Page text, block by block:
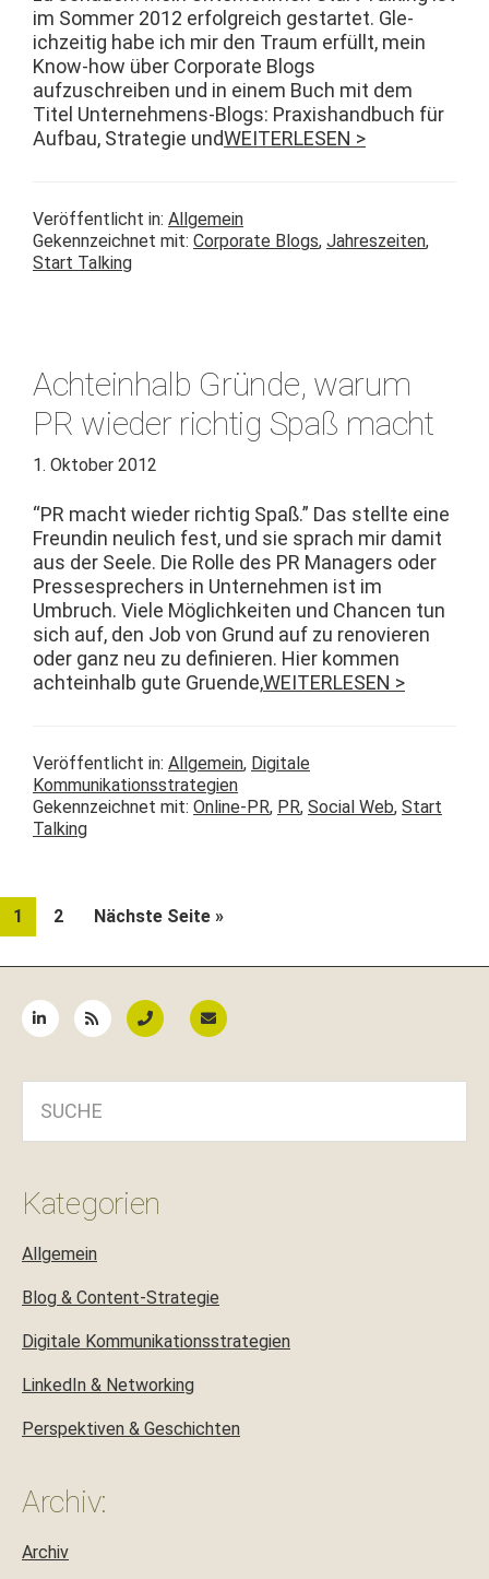
im Som­mer 2012 erfol­gre­ich ges­tartet. Gle­
ichzeit­ig habe ich mir den Traum erfüllt, mein
Know-how über Cor­po­rate Blogs
aufzuschreiben und in einem Buch mit dem
Titel Unternehmens-Blogs: Prax­is­hand­buch für
Auf­bau, Strate­gie undWEITERLESEN >
Veröffentlicht in: Allgemein
Gekennzeichnet mit: Corporate Blogs, Jahreszeiten,
Start Talking
Achteinhalb Gründe, warum
PR wieder richtig Spaß macht
1. Oktober 2012
“PR macht wieder richtig Spaß.” Das stellte eine
Fre­undin neulich fest, und sie sprach mir damit
aus der Seele. Die Rolle des PR Man­agers oder
Press­esprech­ers in Unternehmen ist im
Umbruch. Viele Möglichkeit­en und Chan­cen tun
sich auf, den Job von Grund auf zu ren­ovieren
oder ganz neu zu definieren. Hier kom­men
achtein­halb gute Gru­ende,WEITERLESEN >
Veröffentlicht in: Allgemein, Digitale
Kommunikationsstrategien
Gekennzeichnet mit: Online-PR, PR, Social Web, Start
Talking
Seite
1 Seite
2 Nächste Seite aufrufen
»
Kategorien
Allgemein
Blog & Content-Strategie
Digitale Kommunikationsstrategien
LinkedIn & Networking
Perspektiven & Geschichten
Archiv:
Archiv